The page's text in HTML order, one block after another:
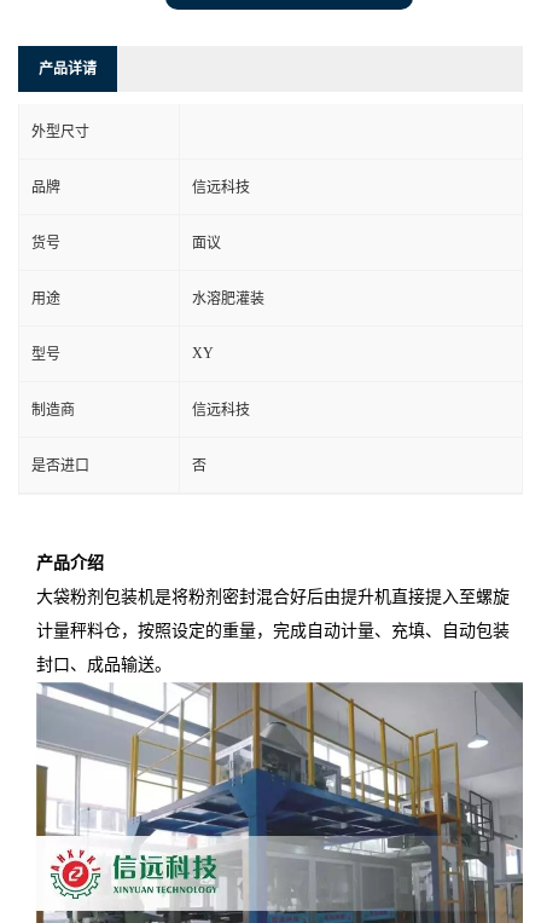
产品详请
外型尺寸
品牌 信远科技
货号 面议
用途 水溶肥灌装
型号 XY
制造商 信远科技
是否进口 否
产品介绍
大袋粉剂包装机是将粉剂密封混合好后由提升机直接提入至螺旋
计量秤料仓，按照设定的重量，完成自动计量、充填、自动包装
封口、成品输送。